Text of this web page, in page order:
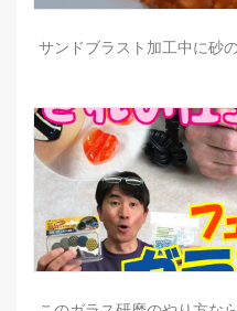
サンドブラスト加工中に砂